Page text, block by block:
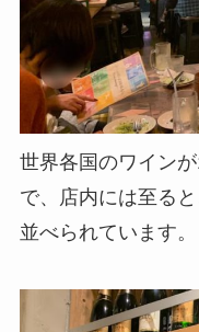
世界各国のワイン
で、店内には至る
並べられています。